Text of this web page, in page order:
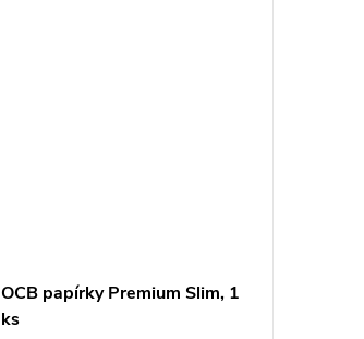
OCB papírky Premium Slim, 1
ks